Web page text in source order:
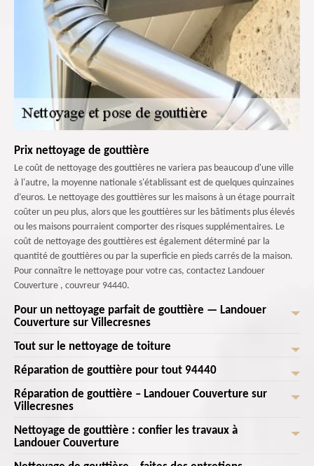
Prix nettoyage de gouttière
Le coût de nettoyage des gouttières ne variera pas beaucoup d'une ville
à l'autre, la moyenne nationale s'établissant est de quelques quinzaines
d’euros. Le nettoyage des gouttières sur les maisons à un étage pourrait
coûter un peu plus, alors que les gouttières sur les bâtiments plus élevés
ou les maisons pourraient comporter des risques supplémentaires. Le
coût de nettoyage des gouttières est également déterminé par la
quantité de gouttières ou par la superficie en pieds carrés de la maison.
Pour connaître le nettoyage pour votre cas, contactez Landouer
Couverture , couvreur 94440.
Pour un nettoyage parfait de gouttière — Landouer
Couverture sur Villecresnes
Vous voulez avoir une gouttière qui dure ? Découvrez notre activité de
pose de gouttière Villecresnes. L’entreprise vous propose des services de
gouttière bien entretenue permet alors une bonne évacuation des aux
pluviales et permet d’éviter les infiltrations ou les fuites d’eau de toit.
Pour le nettoyage, les saletés qui se collent à la surface sont traitées
pendant le démoussage de gouttière. N’hésitez spas à nous contacter
Tout sur le nettoyage de toiture
Le nettoyage de gouttières est une intervention qui devrait être faite
régulièrement dans le cadre de l'entretien de la maison. C'est
typiquement un travail qui doit être fait annuellement ou
maison. Travailler avec des nettoyeurs de gouttières 94440 agréés
rendra le travail beaucoup plus facile. Pourquoi les confier les travaux ?
Puisque les couvreurs ont déjà travaillé sur une échelle et peuvent
Réparation de gouttière pour tout 94440
La gouttière subit les différents aléas de climat surtout l’eau de pluie qui
passe par le toit. Il est ainsi normal qu’à un moment elle s’abîme. Il se
peut alors que votre gouttière soit cassée, fissurée. Le plus souvent, il est
possible de procéder à une réparation de gouttière. Notre équipe de
Réparation de gouttière – Landouer Couverture sur
Villecresnes
Si vous avez une gouttière cassée ou fissurée, n’hésitez pas à faire la
réparation nécessaire afin d’éviter de changer entièrement la gouttière.
Nettoyage de gouttière : confier les travaux à
Landouer Couverture